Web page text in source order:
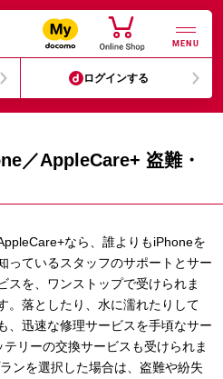
MENU
ログインする
／AppleCare+ 盗難・
なら、誰よりもiPhoneを
っているスタッフのサポートとサー
スを、ワンストップで受けられま
。落としたり、水に濡れたりして
、迅速な修理サービスを手頃なサー
リーの交換サービスも受けられま
ンを選択した場合は、盗難や紛失